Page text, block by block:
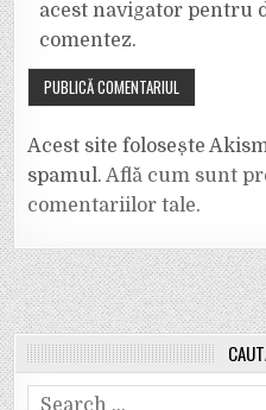
acest navigator pentru
comentez.
Acest site folosește
spamul.Află cum sunt
comentariilor tale.
Search